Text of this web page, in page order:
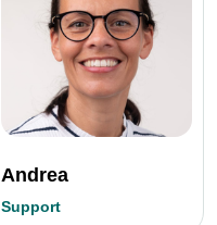
Andrea
Support